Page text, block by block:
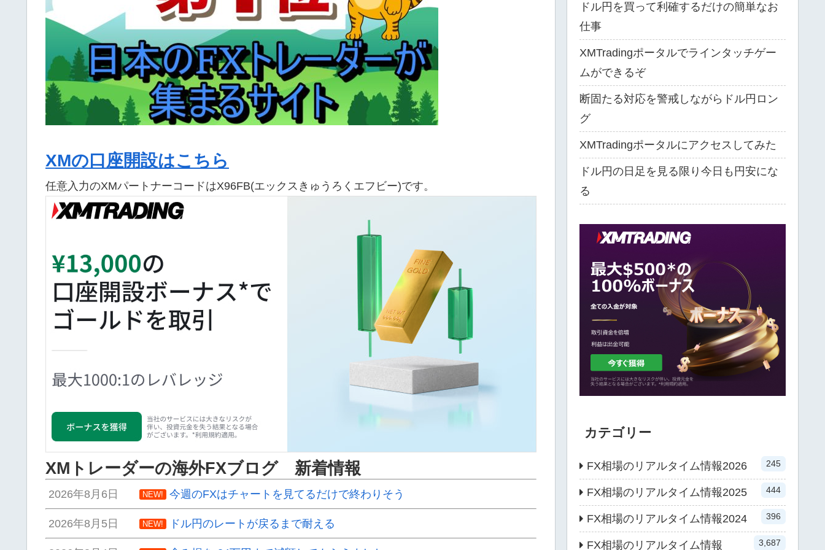
XMの口座開設はこちら
任意入力のXMパートナーコードはX96FB(エックスきゅうろくエフビー)です。
XMトレーダーの海外FXブログ 新着情報
2026年8月6日 NEW! 今週のFXはチャートを見てるだけで終わりそう
2026年8月5日 NEW! ドル円のレートが戻るまで耐える
ドル円を買って利確するだけの簡単なお
仕事
XMTradingポータルでラインタッチゲー
ムができるぞ
断固たる対応を警戒しながらドル円ロン
グ
XMTradingポータルにアクセスしてみた
ドル円の日足を見る限り今日も円安にな
る
カテゴリー
FX相場のリアルタイム情報2026 245
FX相場のリアルタイム情報2025 444
FX相場のリアルタイム情報2024 396
FX相場のリアルタイム情報 3,687